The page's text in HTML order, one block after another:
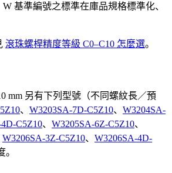
基準編號之標準在庫品規格標準化、
滾珠螺桿精度等級 C0–C10 怎麼選。
mm 另有下列型號（不同螺紋長／預
、 W3203SA-7D-C5Z10、 W3204SA-
C5Z10、 W3205SA-6Z-C5Z10、
W3206SA-3Z-C5Z10、 W3206SA-4D-
。